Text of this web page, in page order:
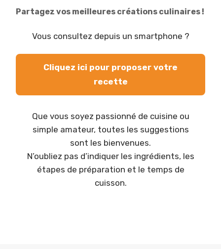
Partagez vos meilleures créations culinaires !
Vous consultez depuis un smartphone ?
Cliquez ici pour proposer votre
recette
Que vous soyez passionné de cuisine ou
simple amateur, toutes les suggestions
sont les bienvenues.
N’oubliez pas d’indiquer les ingrédients, les
étapes de préparation et le temps de
cuisson.